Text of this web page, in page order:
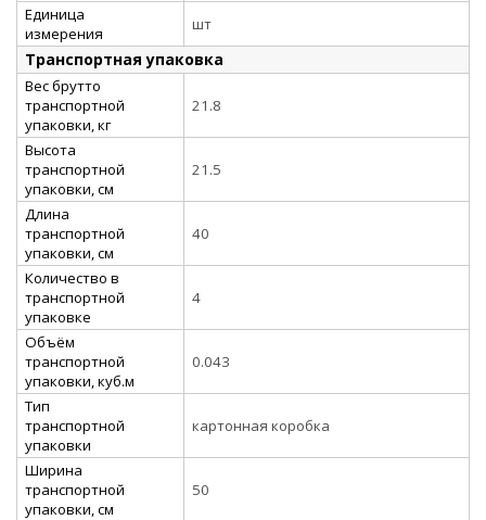
Единица
измерения
шт
Транспортная упаковка
Вес брутто
транспортной
упаковки, кг
21.8
Высота
транспортной
упаковки, см
21.5
Длина
транспортной
упаковки, см
40
Количество в
транспортной
упаковке
4
Объём
транспортной
упаковки, куб.м
0.043
Тип
транспортной
упаковки
картонная коробка
Ширина
транспортной
упаковки, см
50